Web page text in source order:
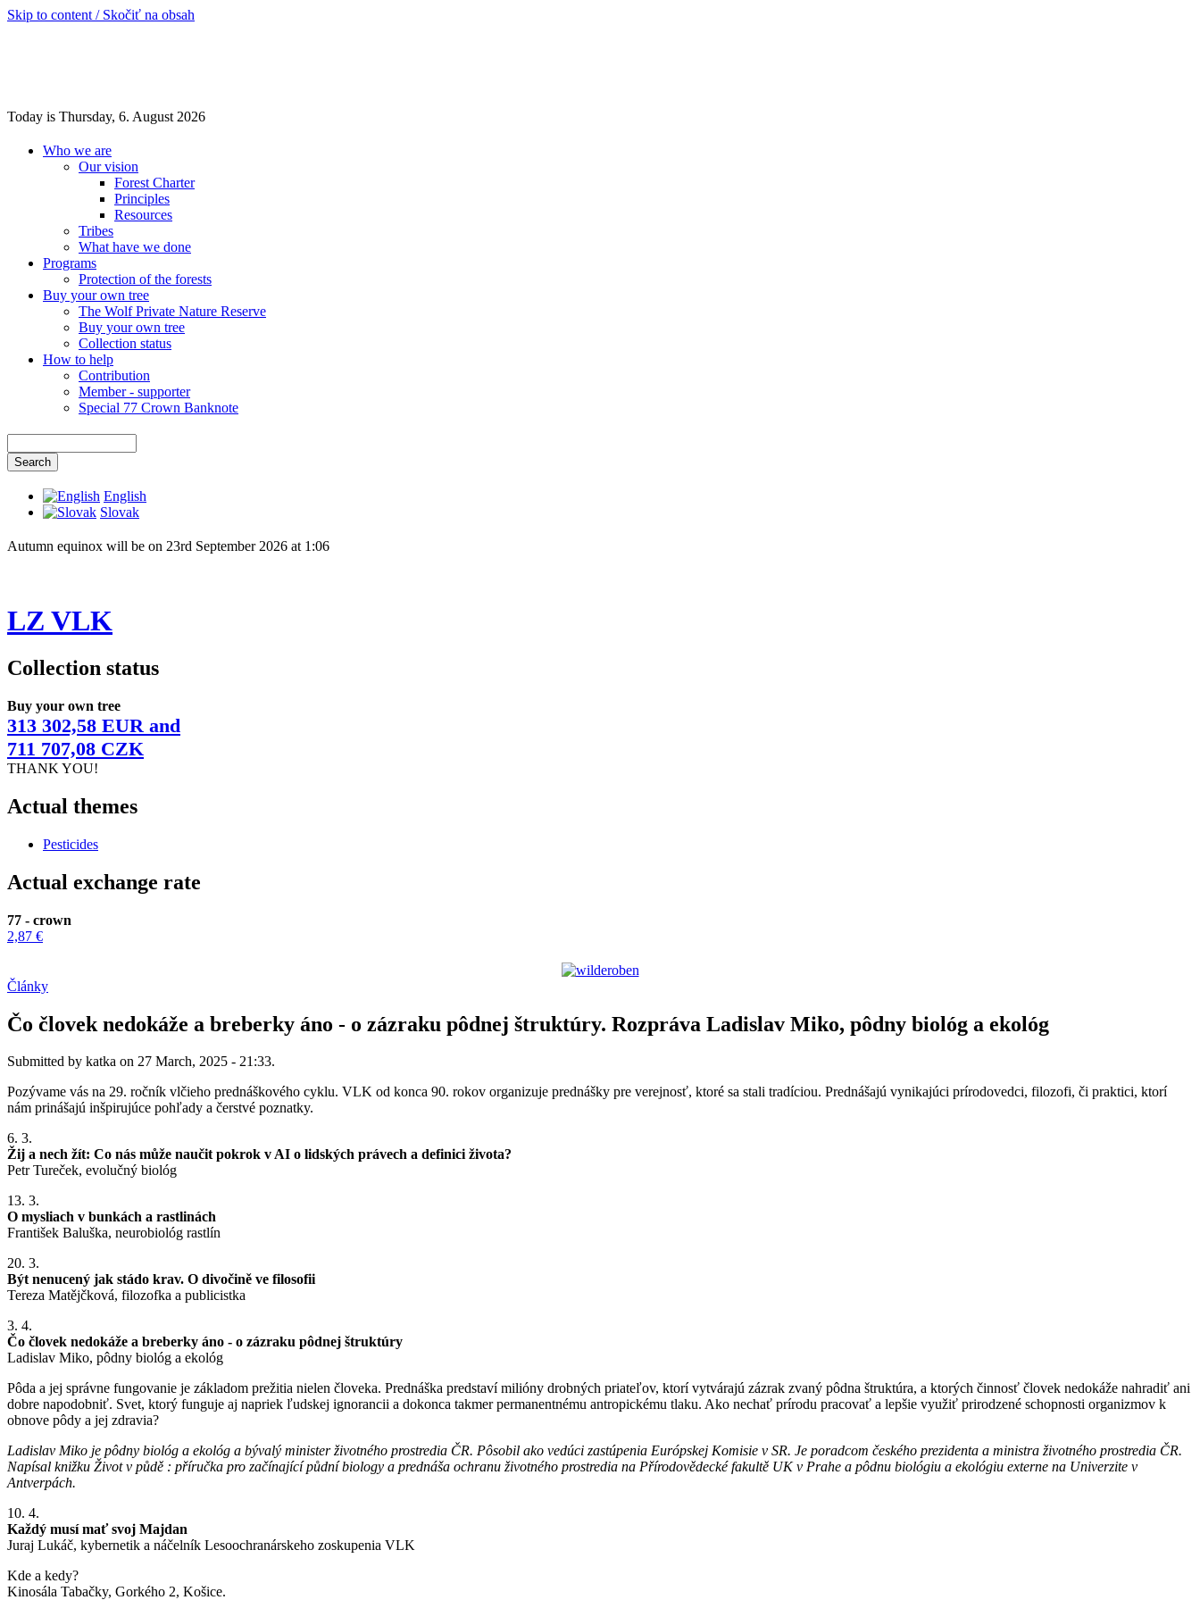
Skip to content / Skočiť na obsah
Today is Thursday, 6. August 2026
Who we are
Our vision
Forest Charter
Principles
Resources
Tribes
What have we done
Programs
Protection of the forests
Buy your own tree
The Wolf Private Nature Reserve
Buy your own tree
Collection status
How to help
Contribution
Member - supporter
Special 77 Crown Banknote
English
Slovak
Autumn equinox will be on 23rd September 2026 at 1:06
LZ VLK
Collection status
Buy your own tree
313 302,58 EUR and
711 707,08 CZK
THANK YOU!
Actual themes
Pesticides
Actual exchange rate
77 - crown
2,87 €
Články
Čo človek nedokáže a breberky áno - o zázraku pôdnej štruktúry. Rozpráva Ladislav Miko, pôdny biológ a ekológ
Submitted by katka on 27 March, 2025 - 21:33.
Pozývame vás na 29. ročník vlčieho prednáškového cyklu. VLK od konca 90. rokov organizuje prednášky pre verejnosť, ktoré sa stali tradíciou. Prednášajú vynikajúci prírodovedci, filozofi, či praktici, ktorí
nám prinášajú inšpirujúce pohľady a čerstvé poznatky.
6. 3.
Žij a nech žít: Co nás může naučit pokrok v AI o lidských právech a definici života?
Petr Tureček, evolučný biológ
13. 3.
O mysliach v bunkách a rastlinách
František Baluška, neurobiológ rastlín
20. 3.
Být nenucený jak stádo krav. O divočině ve filosofii
Tereza Matějčková, filozofka a publicistka
3. 4.
Čo človek nedokáže a breberky áno - o zázraku pôdnej štruktúry
Ladislav Miko, pôdny biológ a ekológ
Pôda a jej správne fungovanie je základom prežitia nielen človeka. Prednáška predstaví milióny drobných priateľov, ktorí vytvárajú zázrak zvaný pôdna štruktúra, a ktorých činnosť človek nedokáže nahradiť ani
dobre napodobniť. Svet, ktorý funguje aj napriek ľudskej ignorancii a dokonca takmer permanentnému antropickému tlaku. Ako nechať prírodu pracovať a lepšie využiť prirodzené schopnosti organizmov k
obnove pôdy a jej zdravia?
Ladislav Miko je pôdny biológ a ekológ a bývalý minister životného prostredia ČR. Pôsobil ako vedúci zastúpenia Európskej Komisie v SR. Je poradcom českého prezidenta a ministra životného prostredia ČR.
Napísal knižku Život v půdě : příručka pro začínající půdní biology a prednáša ochranu životného prostredia na Přírodovědecké fakultě UK v Prahe a pôdnu biológiu a ekológiu externe na Univerzite v
Antverpách.
10. 4.
Každý musí mať svoj Majdan
Juraj Lukáč, kybernetik a náčelník Lesoochranárskeho zoskupenia VLK
Kde a kedy?
Kinosála Tabačky, Gorkého 2, Košice.